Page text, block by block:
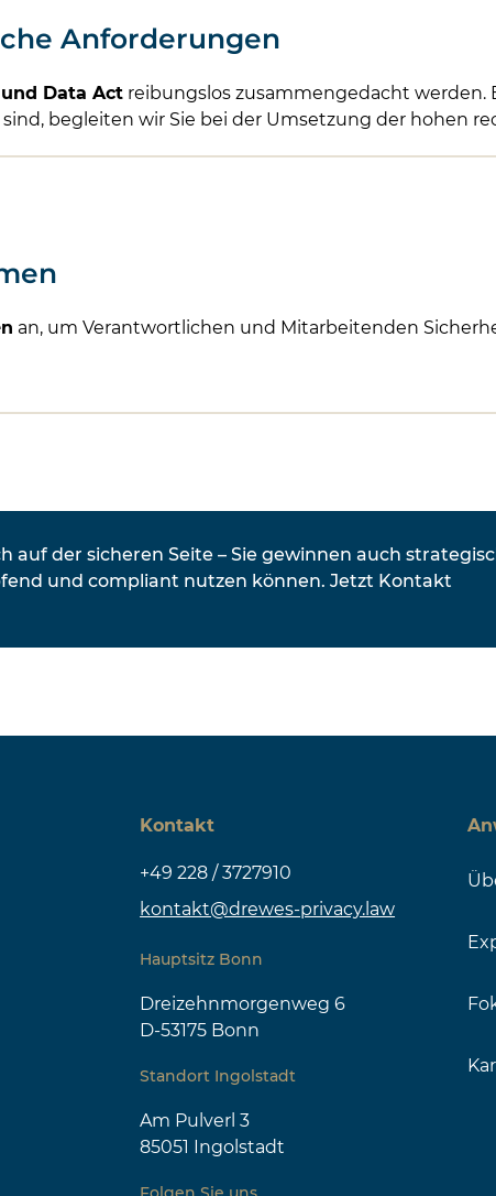
Anforderungen
und Data Act reibungslos zusammengedacht werden.
sind, begleiten wir Sie bei der Umsetzung der hohen
an, um Verantwortlichen und Mitarbeitenden
auf der sicheren Seite – Sie gewinnen auch
und compliant nutzen können. Jetzt Kontakt
Kontakt
+49 228 / 3727910
kontakt@drewes-privacy.law
Hauptsitz Bonn
Dreizehnmorgenweg 6
D-53175 Bonn
Standort Ingolstadt
Am Pulverl 3
85051 Ingolstadt